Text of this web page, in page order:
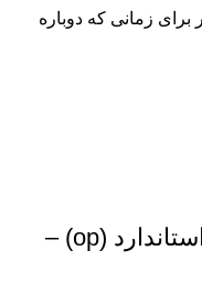
زمانی که دوباره
بذر کاهو سیاهو– فضای باز – استاندارد (op) –